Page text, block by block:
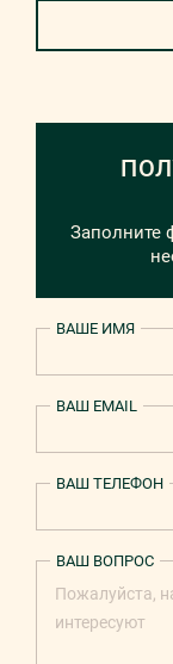
Заполните
ВАШЕ ИМЯ
ВАШ EMAIL
ВАШ ТЕЛЕФОН
ВАШ ВОПРОС